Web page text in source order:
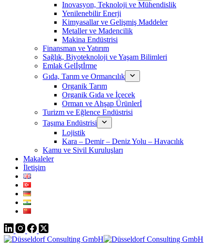
Inovasyon, Teknoloji ve Mühendislik
Yenilenebilir Enerji
Kimyasallar ve Gelişmiş Maddeler
Metaller ve Madencilik
Makina Endüstrisi
Finansman ve Yatırım
Sağlık, Biyoteknoloji ve Yaşam Bilimleri
Emlak Gelİştİrme
Gıda, Tarım ve Ormancılık
Organik Tarım
Organik Gıda ve İçecek
Orman ve Ahşap Ürünlerİ
Turizm ve Eğlence Endüstrisi
Taşıma Endüstrisi
Lojistik
Kara – Demir – Deniz Yolu – Havacılık
Kamu ve Sivil Kuruluşları
Makaleler
İletişim